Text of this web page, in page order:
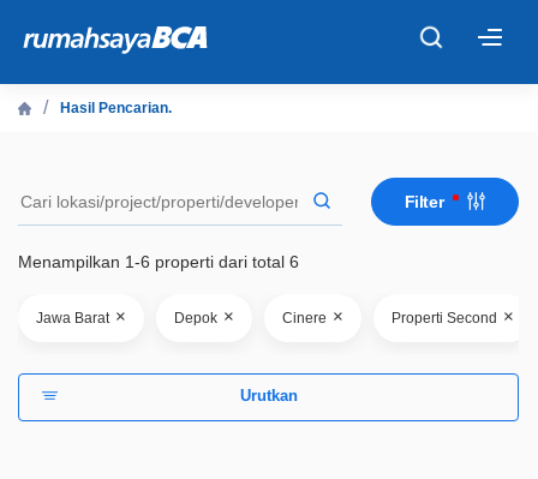
Cari Tahu
Fitur Unggulan
Hasil Pencarian.
Filter
Menampilkan 1-6 properti dari total 6
Jawa Barat × Depok × Cinere × Properti Second ×
Urutkan